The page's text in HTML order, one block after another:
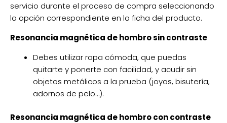
servicio durante el proceso de compra seleccionando
la opción correspondiente en la ficha del producto.
Resonancia magnética de hombro sin contraste
Debes utilizar ropa cómoda, que puedas
quitarte y ponerte con facilidad, y acudir sin
objetos metálicos a la prueba (joyas, bisutería,
adornos de pelo…).
Resonancia magnética de hombro con contraste